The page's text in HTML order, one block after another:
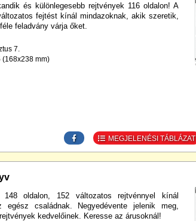
és különlegesebb rejtvények 116 oldalon! A
fejtést kínál mindazoknak, akik szeretik,
feladvány várja őket.
7.
(168x238 mm)
MEGJELENÉSI TÁBLÁZAT
148 oldalon, 152 változatos rejtvénnyel kínál
egész családnak. Negyedévente jelenik meg,
kedvelőinek. Keresse az árusoknál!